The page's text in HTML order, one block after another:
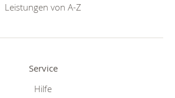
Leistungen von A-Z
Service
Hilfe